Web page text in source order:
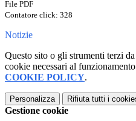
File PDF
Contatore click: 328
Notizie
Questo sito o gli strumenti terzi
cookie necessari al
COOKIE POLICY.
Personalizza Rifiuta tutti i
Gestione cookie